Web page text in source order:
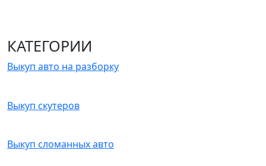
КАТЕГОРИИ
Выкуп авто на разборку
Выкуп скутеров
Выкуп сломанных авто